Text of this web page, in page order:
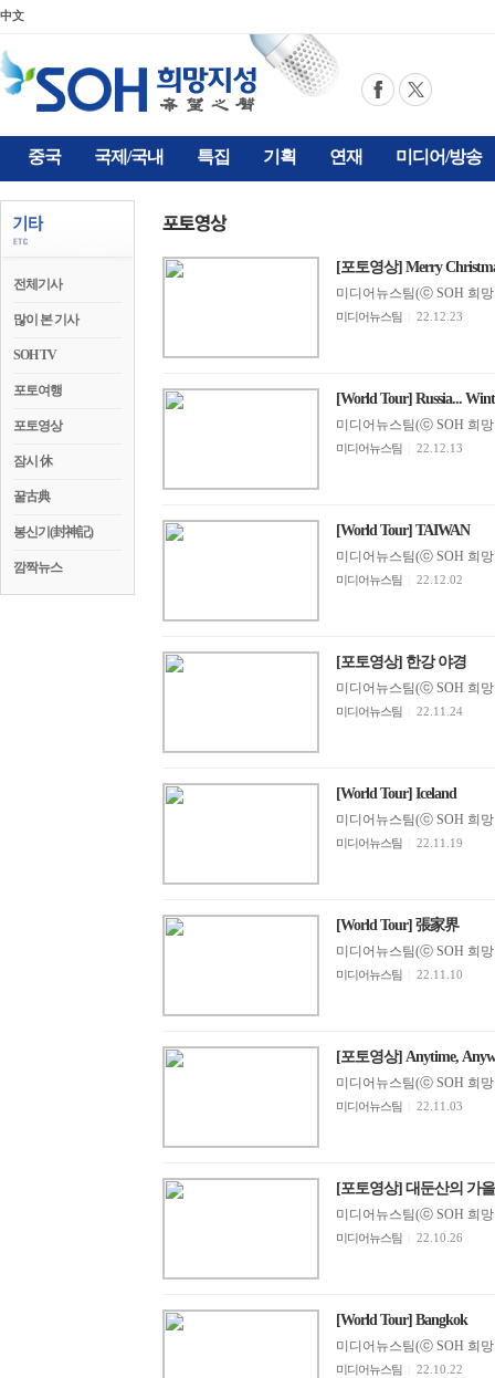
中文
중국 국제/국내 특집 기획 연재 미디어/방송
전체기사
많이 본 기사
SOH TV
포토여행
포토영상
잠시 休
꿀古典
봉신기(封神記)
깜짝뉴스
[포토영상] Merry
미디어뉴스팀(ⓒ SOH 희망
미디어뉴스팀 22.12.23
[World Tour] Russia...
미디어뉴스팀(ⓒ SOH 희망
미디어뉴스팀 22.12.13
[World Tour] TAIWAN
미디어뉴스팀(ⓒ SOH 희망
미디어뉴스팀 22.12.02
[포토영상] 한강 야경
미디어뉴스팀(ⓒ SOH 희망
미디어뉴스팀 22.11.24
[World Tour] Iceland
미디어뉴스팀(ⓒ SOH 희망
미디어뉴스팀 22.11.19
[World Tour] 張家界
미디어뉴스팀(ⓒ SOH 희망
미디어뉴스팀 22.11.10
[포토영상] Anytime,
미디어뉴스팀(ⓒ SOH 희망
미디어뉴스팀 22.11.03
[포토영상] 대둔산의 가을
미디어뉴스팀(ⓒ SOH 희망
미디어뉴스팀 22.10.26
[World Tour] Bangkok
미디어뉴스팀(ⓒ SOH 희망
미디어뉴스팀 22.10.22